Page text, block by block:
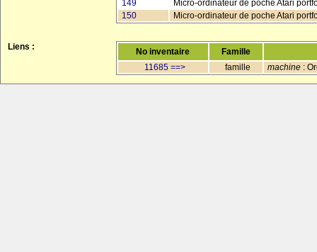
149
Micro-ordinateur de poche Atari
150
Micro-ordinateur de poche Atari
Liens : No inventaire
Famille
11685 ==>
famille machine :